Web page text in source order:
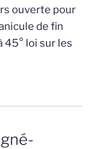
ouverte pour
de fin
45° loi sur les